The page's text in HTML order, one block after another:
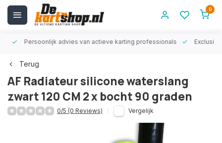
0
Persoonlijk advies van actieve karting professionals
Terug
AF Radiateur silicone waterslang
zwart 120 CM 2 x bocht 90 graden
0/5 (0 Reviews) Vergelijk